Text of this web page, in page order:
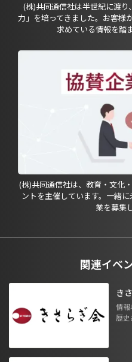
(株)共同通信社は半世紀に渡
力」を培ってきました。お客様
求めている情報を踏
(株)共同通信社は、教育・文化
ントを主催しています。一緒
業を募集
関連イベ
き
情報
歴